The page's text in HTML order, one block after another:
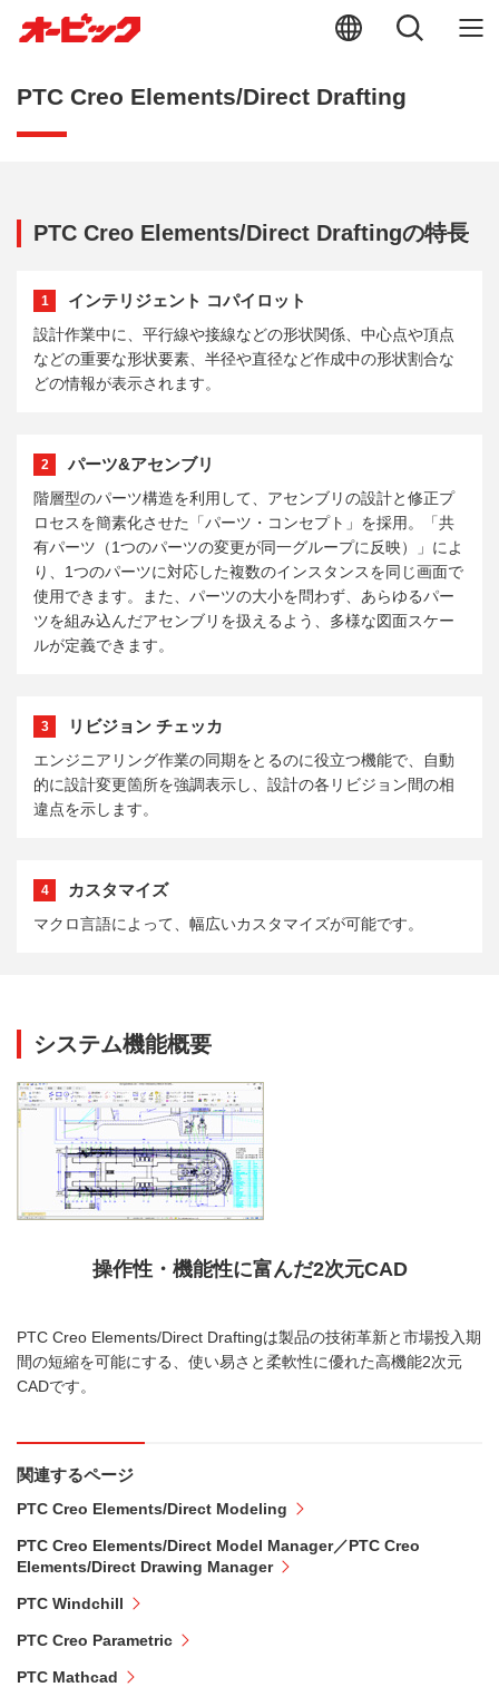
PTC Creo Elements/Direct Drafting
PTC Creo Elements/Direct Draftingの特長
1 インテリジェント コパイロット
設計作業中に、平行線や接線などの形状関係、中心点や頂点
などの重要な形状要素、半径や直径など作成中の形状割合な
どの情報が表示されます。
2 パーツ&アセンブリ
階層型のパーツ構造を利用して、アセンブリの設計と修正プ
ロセスを簡素化させた「パーツ・コンセプト」を採用。「共
有パーツ（1つのパーツの変更が同一グループに反映）」によ
り、1つのパーツに対応した複数のインスタンスを同じ画面で
使用できます。また、パーツの大小を問わず、あらゆるパー
ツを組み込んだアセンブリを扱えるよう、多様な図面スケー
ルが定義できます。
3 リビジョン チェッカ
エンジニアリング作業の同期をとるのに役立つ機能で、自動
的に設計変更箇所を強調表示し、設計の各リビジョン間の相
違点を示します。
4 カスタマイズ
マクロ言語によって、幅広いカスタマイズが可能です。
システム機能概要
操作性・機能性に富んだ2次元CAD
PTC Creo Elements/Direct Draftingは製品の技術革新と市場投入期
間の短縮を可能にする、使い易さと柔軟性に優れた高機能2次元
CADです。
関連するページ
PTC Creo Elements/Direct Modeling
PTC Creo Elements/Direct Model Manager／PTC Creo
Elements/Direct Drawing Manager
PTC Windchill
PTC Creo Parametric
PTC Mathcad